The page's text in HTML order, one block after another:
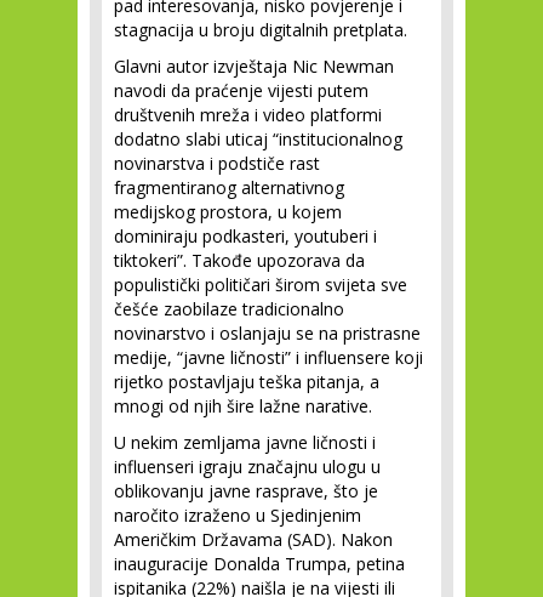
pad interesovanja, nisko povjerenje i
stagnacija u broju digitalnih pretplata.
Glavni autor izvještaja Nic Newman
navodi da praćenje vijesti putem
društvenih mreža i video platformi
dodatno slabi uticaj “institucionalnog
novinarstva i podstiče rast
fragmentiranog alternativnog
medijskog prostora, u kojem
dominiraju podkasteri, youtuberi i
tiktokeri”. Takođe upozorava da
populistički političari širom svijeta sve
češće zaobilaze tradicionalno
novinarstvo i oslanjaju se na pristrasne
medije, “javne ličnosti” i influensere koji
rijetko postavljaju teška pitanja, a
mnogi od njih šire lažne narative.
U nekim zemljama javne ličnosti i
influenseri igraju značajnu ulogu u
oblikovanju javne rasprave, što je
naročito izraženo u Sjedinjenim
Američkim Državama (SAD). Nakon
inauguracije Donalda Trumpa, petina
ispitanika (22%) naišla je na vijesti ili